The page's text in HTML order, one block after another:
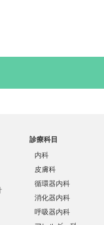
診療科目
内科
皮膚科
循環器内科
消化器内科
呼吸器内科